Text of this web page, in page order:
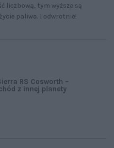
liczbową, tym wyższe są
paliwa. I odwrotnie!
RS Cosworth –
z innej planety